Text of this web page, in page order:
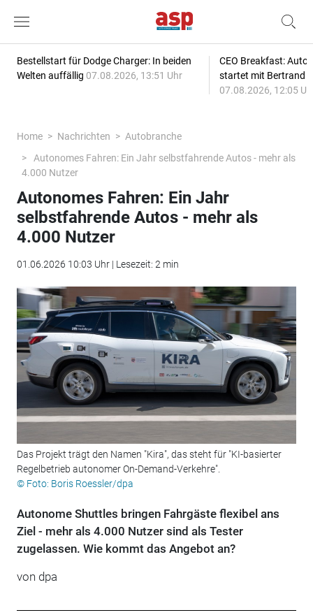
Bestellstart für Dodge Charger: In beiden
Welten auffällig 07.08.2026, 13:51 Uhr
CEO Breakfast:
startet mit Bertrand
07.08.2026, 12:05
Home Nachrichten
Autobranche
Autonomes Fahren: Ein Jahr selbstfahrende Autos - mehr als
4.000 Nutzer
Autonomes Fahren: Ein Jahr
selbstfahrende Autos - mehr als
4.000 Nutzer
01.06.2026 10:03 Uhr | Lesezeit: 2 min
Das Projekt trägt den Namen "Kira", das steht für "KI-basierter
Regelbetrieb autonomer On-Demand-Verkehre".
© Foto: Boris Roessler/dpa
Autonome Shuttles bringen Fahrgäste flexibel ans
Ziel - mehr als 4.000 Nutzer sind als Tester
zugelassen. Wie kommt das Angebot an?
von dpa